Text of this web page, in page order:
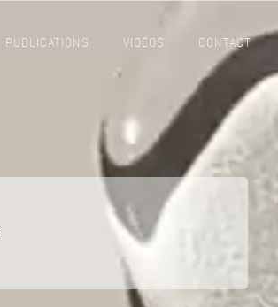
PUBLICATIONS VIDÉOS CONTACT